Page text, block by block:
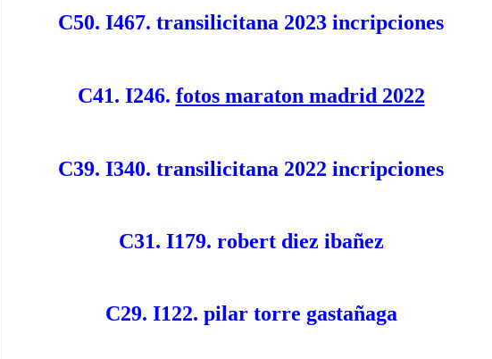
C50. I467. transilicitana 2023 incripciones
C41. I246. fotos maraton madrid 2022
C39. I340. transilicitana 2022 incripciones
C31. I179. robert diez ibañez
C29. I122. pilar torre gastañaga